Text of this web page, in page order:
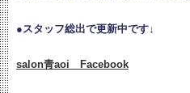
●スタッフ総出で更新中です↓
salon青aoi Facebook